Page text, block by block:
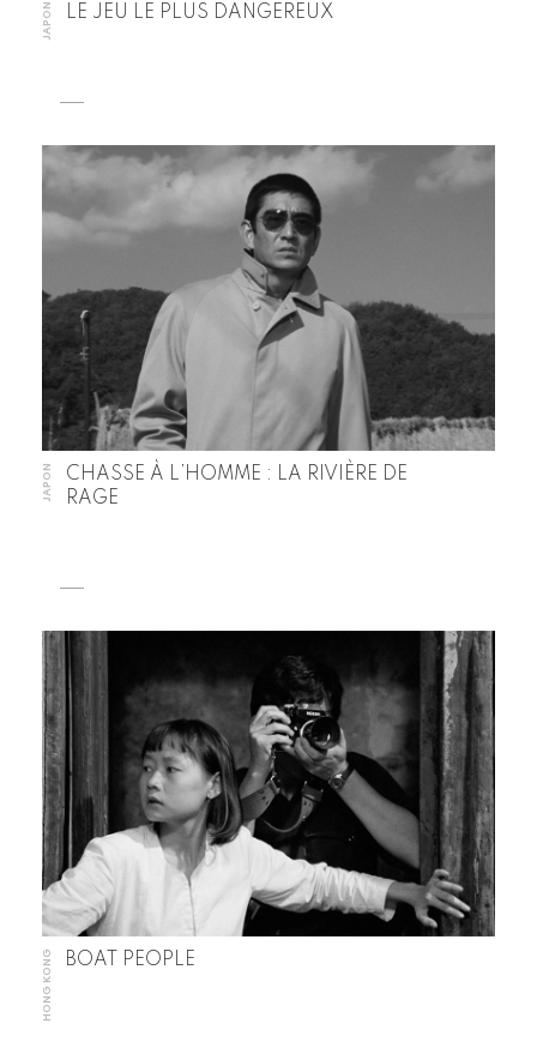
JAPON LE JEU LE PLUS DANGEREUX
JAPON
CHASSE À L’HOMME : LA RIVIÈRE DE
RAGE
HONG KONG BOAT PEOPLE